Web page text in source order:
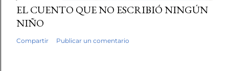
EL CUENTO QUE NO ESCRIBIÓ NINGÚN
NIÑO
Compartir Publicar un comentario